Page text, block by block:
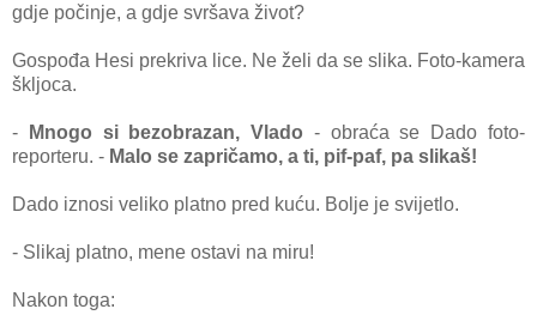
gdje počinje, a gdje svršava život?
Gospođa Hesi prekriva lice. Ne želi da se slika. Foto-kamera
škljoca.
- Mnogo si bezobrazan, Vlado - obraća se Dado foto-
reporteru. - Malo se zapričamo, a ti, pif-paf, pa slikaš!
Dado iznosi veliko platno pred kuću. Bolje je svijetlo.
- Slikaj platno, mene ostavi na miru!
Nakon toga: